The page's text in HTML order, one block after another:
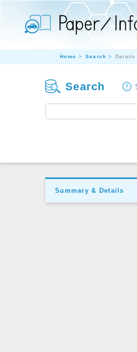
Home Search Details
Search
Summary & Details